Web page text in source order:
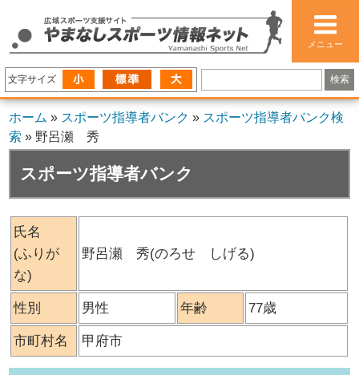
メニュー
文字サイズ
ホーム » スポーツ指導者バンク » スポーツ指導者バンク検
索 » 野呂瀬 秀
スポーツ指導者バンク
氏名
(ふりが
な)
野呂瀬 秀(のろせ しげる)
性別 男性 年齢 77歳
市町村名 甲府市